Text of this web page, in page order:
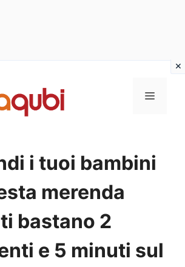
MENU
i tuoi bambini
merenda
bastano 2
e 5 minuti sul